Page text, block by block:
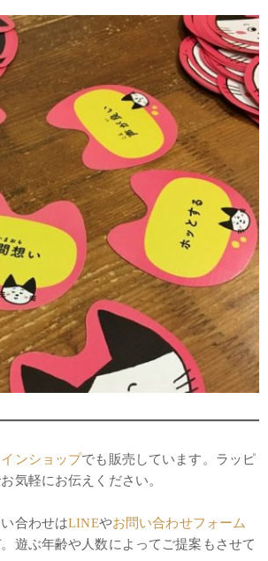
ンショップでも販売しています。ラッピ
気軽にお伝えください。
合わせはLINEやお問い合わせフォーム
遊ぶ年齢や人数によってご提案もさせて